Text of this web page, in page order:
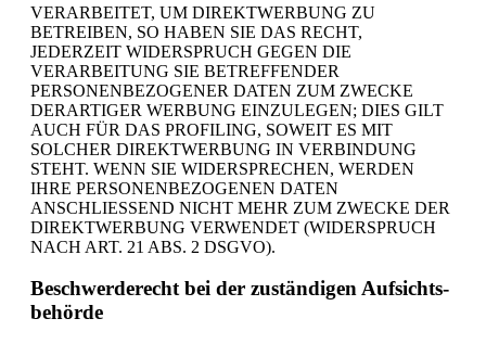
VERARBEITET, UM DIREKTWERBUNG ZU
BETREIBEN, SO HABEN SIE DAS RECHT,
JEDERZEIT WIDERSPRUCH GEGEN DIE
VERARBEITUNG SIE BETREFFENDER
PERSONENBEZOGENER DATEN ZUM ZWECKE
DERARTIGER WERBUNG EINZULEGEN; DIES GILT
AUCH FÜR DAS PROFILING, SOWEIT ES MIT
SOLCHER DIREKTWERBUNG IN VERBINDUNG
STEHT. WENN SIE WIDERSPRECHEN, WERDEN
IHRE PERSONENBEZOGENEN DATEN
ANSCHLIESSEND NICHT MEHR ZUM ZWECKE DER
DIREKTWERBUNG VERWENDET (WIDERSPRUCH
NACH ART. 21 ABS. 2 DSGVO).
Beschwerde­recht bei der zuständigen Aufsichts­
behörde